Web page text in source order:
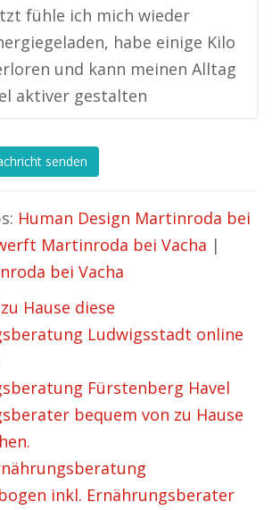
fühle ich mich wieder
habe einige Kilo
und kann meinen Alltag
aktiver gestalten
senden
Human Design Martinroda bei
Martinroda bei Vacha |
bei Vacha
Hause diese
Ludwigsstadt online
Fürstenberg Havel
bequem von zu Hause
inkl. Ernährungsberater